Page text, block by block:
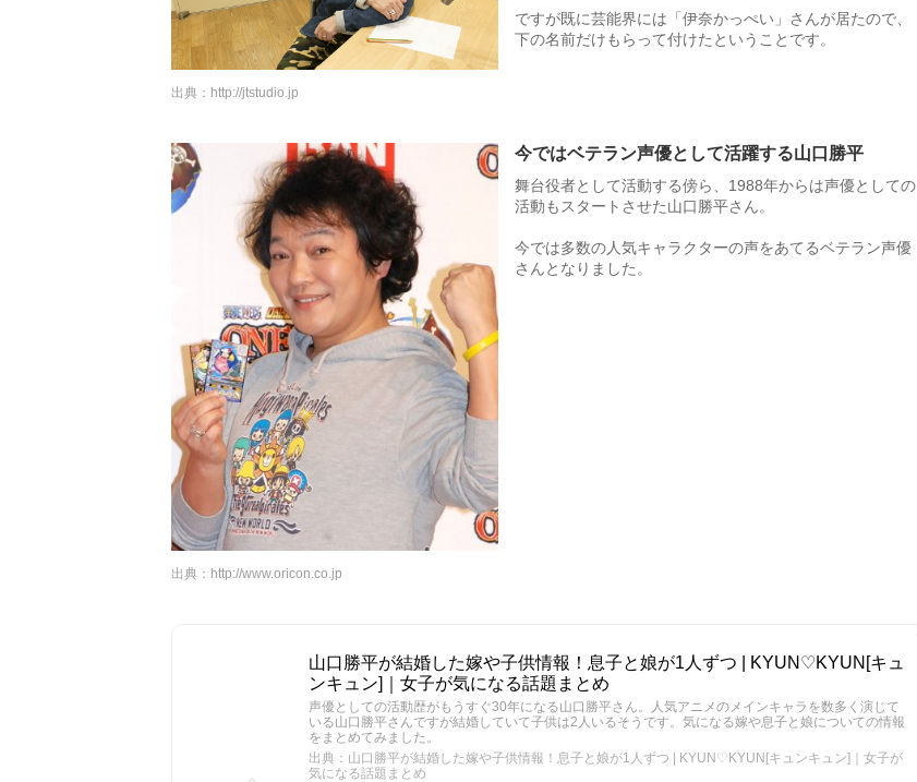
ですが既に芸能界には「伊奈かっぺい」さんが居たので、
下の名前だけもらって付けたということです。
出典： http://jtstudio.jp
今ではベテラン声優として活躍する山口勝平
舞台役者として活動する傍ら、1988年からは声優としての
活動もスタートさせた山口勝平さん。
今では多数の人気キャラクターの声をあてるベテラン声優
さんとなりました。
出典： http://www.oricon.co.jp
山口勝平が結婚した嫁や子供情報！息子と娘が1人ずつ | KYUN♡KYUN[キュ
ンキュン]｜女子が気になる話題まとめ
声優としての活動歴がもうすぐ30年になる山口勝平さん。人気アニメのメインキャラを数多く演じて
いる山口勝平さんですが結婚していて子供は2人いるそうです。気になる嫁や息子と娘についての情報
をまとめてみました。
出典：山口勝平が結婚した嫁や子供情報！息子と娘が1人ずつ | KYUN♡KYUN[キュンキュン]｜女子が
気になる話題まとめ